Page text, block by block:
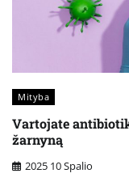
Mityba
Vartojate
žarnyną
2025 10 Spalio